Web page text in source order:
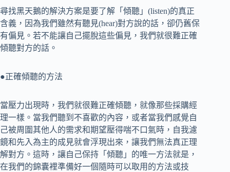
尋找黑天鵝的解決方案是要了解「傾聽」(listen)的真正
含義，因為我們雖然有聽見(hear)對方說的話，卻仍舊保
有偏見。若不能讓自己擺脫這些偏見，我們就很難正確
傾聽對方的話。
●正確傾聽的方法
當壓力出現時，我們就很難正確傾聽，就像那些採購經
理一樣。當我們聽到不喜歡的內容，或者當我們感覺自
己被周圍其他人的需求和期望壓得喘不口氣時，自我濾
鏡和先入為主的成見就會浮現出來，讓我們無法真正理
解對方。這時，讓自己保持「傾聽」的唯一方法就是，
在我們的錦囊裡準備好一個隨時可以取用的方法或技